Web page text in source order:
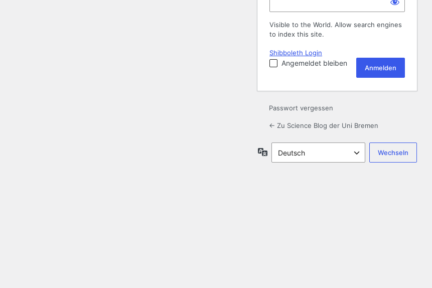
Visible to the World. Allow search engines
to index this site.
Shibboleth Login
Angemeldet bleiben
Passwort vergessen
← Zu Science Blog der Uni Bremen
Sprache